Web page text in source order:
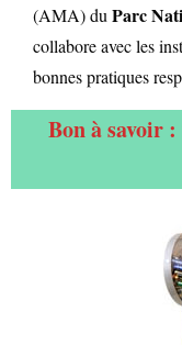
SERVICES PUBLICS
(AMA) du Parc
collabore avec les
bonnes pratiques
Bon à savoir